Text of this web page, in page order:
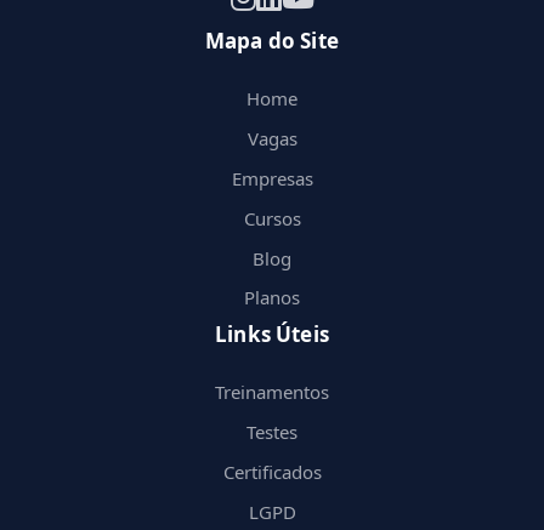
Mapa do Site
Home
Vagas
Empresas
Cursos
Blog
Planos
Links Úteis
Treinamentos
Testes
Certificados
LGPD